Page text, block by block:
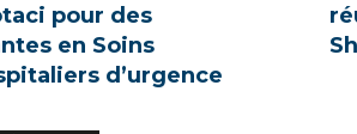
pour des
en Soins
d’urgence